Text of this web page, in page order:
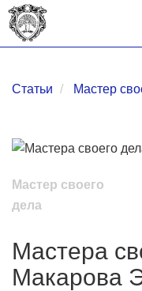
Статьи Мастер
Мастер своего
дела
Мастера
Макарова